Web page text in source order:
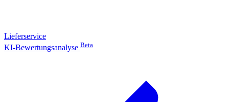
Lieferservice
KI-Bewertungsanalyse Beta